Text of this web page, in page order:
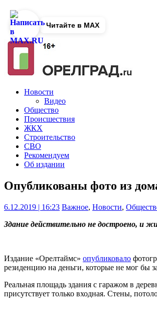
Новости
Видео
Общество
Происшествия
ЖКХ
Строительство
СВО
Рекомендуем
Об издании
Опубликованы фото из
6.12.2019 | 16:23 Важное, Новости,
Здание действительно не достроено, и
Издание «Орелтаймс» опубликовало
резиденцию на деньги, которые не мог бы
Реальная площадь здания с гаражом в
присутствует только входная. Стены,
Читайте в MAX